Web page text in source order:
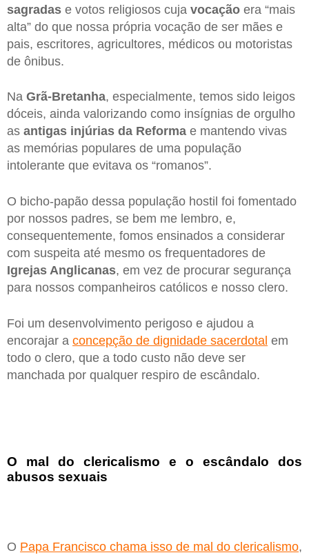
sagradas e votos religiosos cuja vocação era “mais
alta” do que nossa própria vocação de ser mães e
pais, escritores, agricultores, médicos ou motoristas
de ônibus.
Na Grã-Bretanha, especialmente, temos sido leigos
dóceis, ainda valorizando como insígnias de orgulho
as antigas injúrias da Reforma e mantendo vivas
as memórias populares de uma população
intolerante que evitava os “romanos”.
O bicho-papão dessa população hostil foi fomentado
por nossos padres, se bem me lembro, e,
consequentemente, fomos ensinados a considerar
com suspeita até mesmo os frequentadores de
Igrejas Anglicanas, em vez de procurar segurança
para nossos companheiros católicos e nosso clero.
Foi um desenvolvimento perigoso e ajudou a
encorajar a concepção de dignidade sacerdotal em
todo o clero, que a todo custo não deve ser
manchada por qualquer respiro de escândalo.
O mal do clericalismo e o escândalo dos
abusos sexuais
O Papa Francisco chama isso de mal do clericalismo,